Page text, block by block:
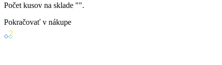
Počet kusov na sklade "".
Pokračovať v nákupe